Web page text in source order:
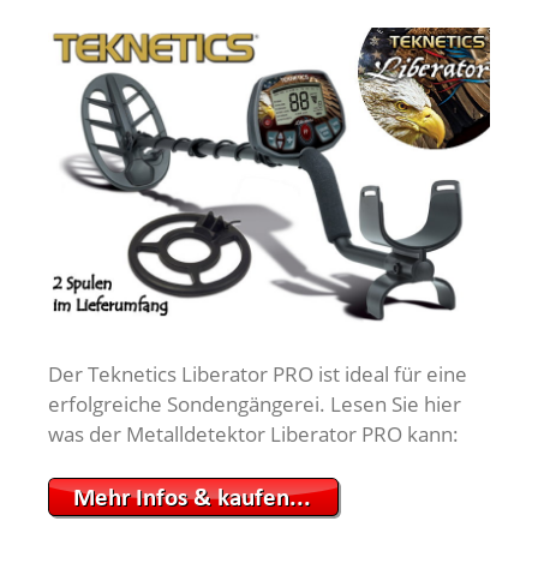
Der Teknetics Liberator PRO ist ideal für eine
erfolgreiche Sondengängerei. Lesen Sie hier
was der Metalldetektor Liberator PRO kann: